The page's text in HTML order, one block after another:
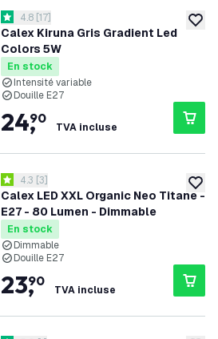
Calex Kiruna Gris Gradient Led
Colors 5W
ouvrir le tiroir des avis
4.8 étoiles de notation
4.8 [17]
En stock
Intensité variable
Douille E27
24,
90
TVA incluse
Calex LED XXL Organic Neo Titane -
E27 - 80 Lumen - Dimmable
ouvrir le tiroir des avis
4.3 étoiles de notation
4.3 [3]
En stock
Dimmable
Douille E27
23,
90
TVA incluse